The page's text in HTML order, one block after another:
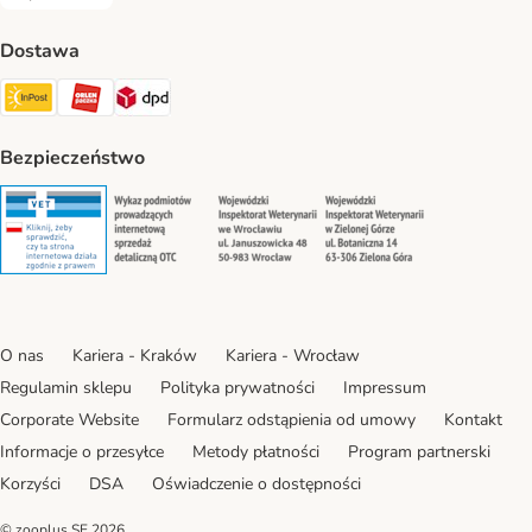
Dostawa
Paczkomat® Shipping Method
ORLEN Paczka Shipping Method
DPD Shipping Method
Bezpieczeństwo
Security Security Security
O nas Kariera - Kraków
Kariera - Wrocław
Regulamin sklepu
Polityka prywatności
Impressum
Corporate Website
Formularz odstąpienia od umowy
Kontakt
Informacje o przesyłce
Metody płatności
Program partnerski
Korzyści
DSA Oświadczenie o dostępności